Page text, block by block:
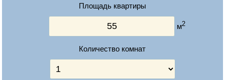
Площадь квартиры
м2
Количество комнат